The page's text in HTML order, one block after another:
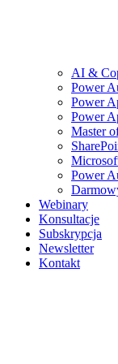
AI &
Power
Power
Power
Master
Power
Webinary
Konsultacje
Subskrypcja
Newsletter
Kontakt